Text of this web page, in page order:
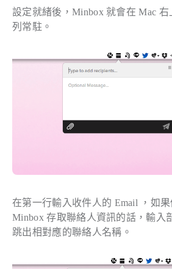
設定就緒後，Minbox 就會在 Mac 右
列常駐。
在第一行輸入收件人的 Email ，如
Minbox 存取聯絡人資訊的話，輸入
跳出相對應的聯絡人名稱。